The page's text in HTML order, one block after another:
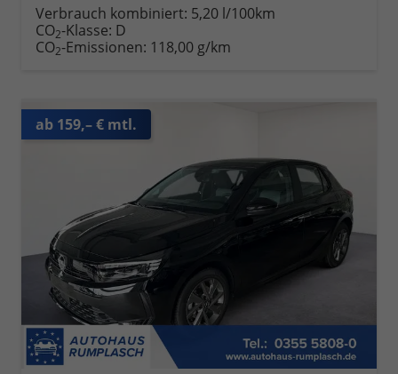
Verbrauch kombiniert: 5,20 l/100km
CO2-Klasse: D
CO2-Emissionen: 118,00 g/km
ab 159,– € mtl.